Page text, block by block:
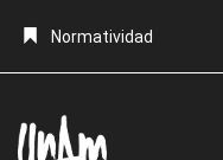
Normatividad